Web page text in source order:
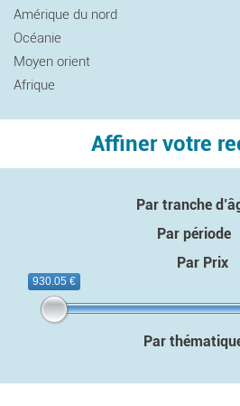
Amérique du nord
Océanie
Moyen orient
Afrique
Affiner votre
Par tranche
Par période
Par Prix
930.05 €
Par